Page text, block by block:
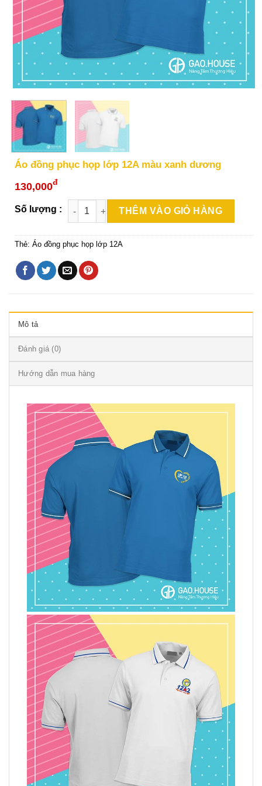
Áo đồng phục họp lớp 12A màu xanh dương
130,000đ
THÊM VÀO GIỎ HÀNG
Thẻ: Áo đồng phục họp lớp 12A
Mô tả
Đánh giá (0)
Hướng dẫn mua hàng